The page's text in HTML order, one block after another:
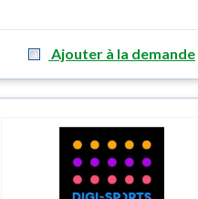
Ajouter à la demande